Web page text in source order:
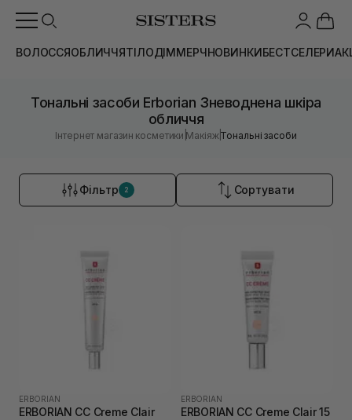
ВОЛОССЯОБЛИЧЧЯТІЛОДІММЕРЧНОВИНКИБЕСТСЕЛЕРИ
Тональні засоби Erborian Зневоднена шкіра
обличчя
Інтернет магазин косметики |Макіяж|Тональні засоби
Фільтр 2 Сортувати
ERBORIAN
ERBORIAN CC Creme Clair
ERBORIAN
ERBORIAN CC Creme Clair 15